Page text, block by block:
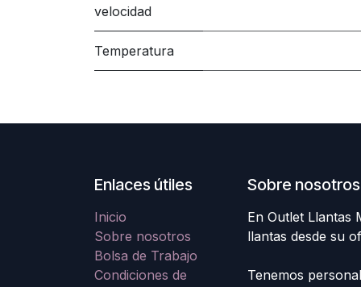
velocidad
Temperatura
Enlaces útiles
Inicio
Sobre nosotros
Bolsa de Trabajo
Condiciones de
Sobre nosotros
En Outlet Llantas
llantas desde su
Tenemos